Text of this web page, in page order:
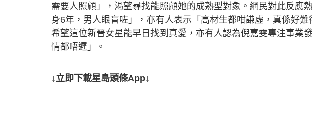
需要人照顧」，渴望尋找能照顧她的成熟型對象。網民對此反應
身6年，男人眼盲咗」，亦有人表示「高材生都咁謙虛，真係好
希望這位新晉女星能早日找到真愛，亦有人認為倪嘉雯專注事業
情都唔遲」。
↓立即下載星島頭條App↓